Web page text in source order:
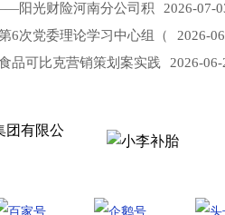
阳光财险河南分公司积 2026-07-
6次党委理论学习中心组（
2026-
品可比克营销策划案实践 2026-06-